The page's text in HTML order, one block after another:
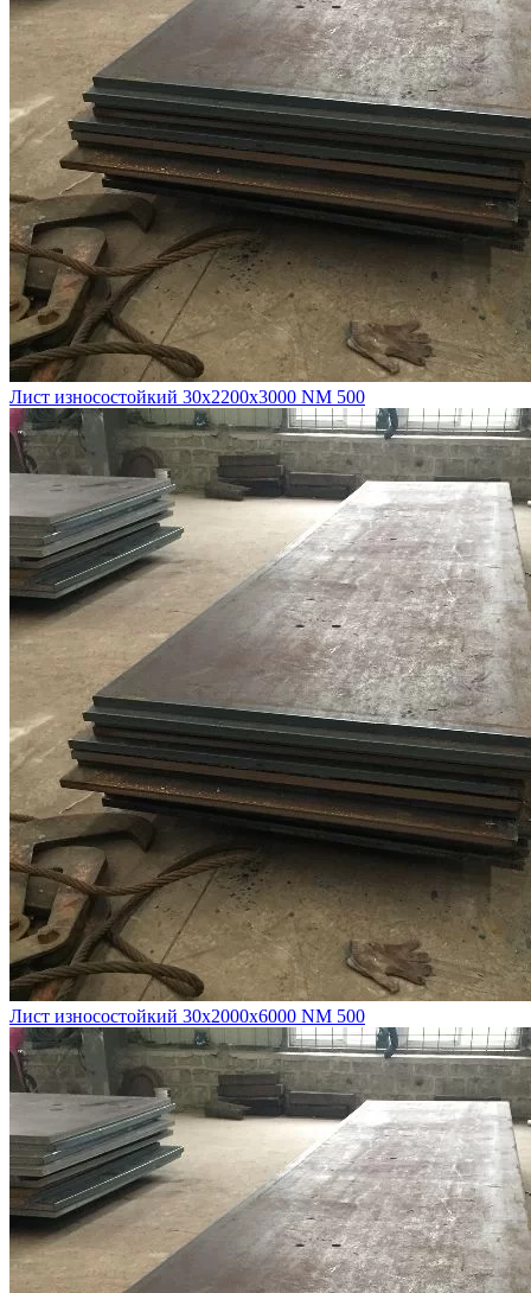
Лист износостойкий 30х2200х3000 NM 500
Лист износостойкий 30х2000х6000 NM 500